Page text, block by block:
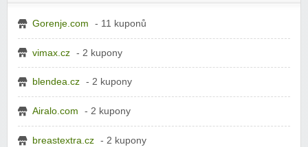
Gorenje.com - 11 kuponů
vimax.cz - 2 kupony
blendea.cz - 2 kupony
Airalo.com - 2 kupony
breastextra.cz - 2 kupony